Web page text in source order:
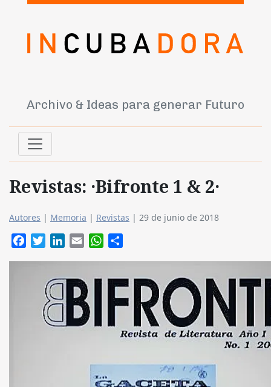
Archivo & Ideas para generar Futuro
Revistas: ·Bifronte 1 & 2·
Autores | Memoria | Revistas | 29 de junio de 2018
FacebookTwitterLinkedIn
Email WhatsApp